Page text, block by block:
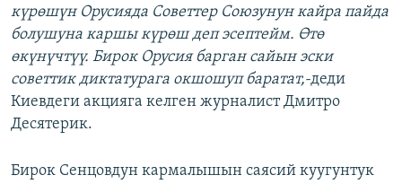
күрөшүн Орусияда Советтер Союзунун кайра пайда
болушуна каршы күрөш деп эсептейм. Өтө
өкүнүчтүү. Бирок Орусия барган сайын эски
советтик диктатурага окшошуп баратат,-деди
Киевдеги акцияга келген журналист Дмитро
Десятерик.
Бирок Сенцовдун кармалышын саясий куугунтук